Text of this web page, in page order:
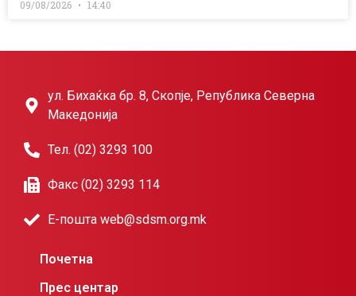
09/08/2026 14:40
ул. Бихаќка бр. 8, Скопје, Република Северна
Македонија
Тел. (02) 3293 100
Факс (02) 3293 114
Е-пошта web@sdsm.org.mk
Почетна
Прес центар